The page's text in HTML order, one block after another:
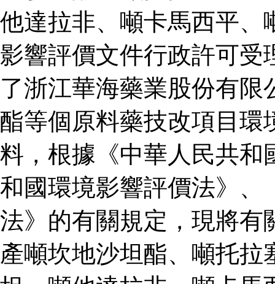
他達拉非、噸卡馬西平、
影響評價文件行政許可受
了浙江華海藥業股份有
酯等個原料藥技改項目環
料，根據《中華人民共和
和國環境影響評價法》、
法》的有關規定，現將有
產噸坎地沙坦酯、噸托